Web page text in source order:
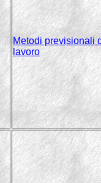
Metodi previsionali
lavoro